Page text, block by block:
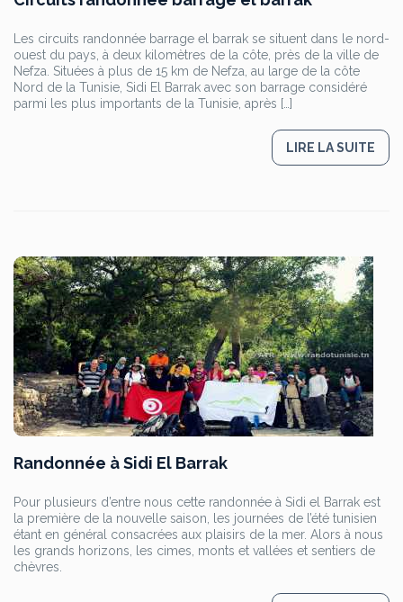
Les circuits randonnée barrage el barrak se situent dans le nord-
ouest du pays, à deux kilomètres de la côte, près de la ville de
Nefza. Situées à plus de 15 km de Nefza, au large de la côte
Nord de la Tunisie, Sidi El Barrak avec son barrage considéré
parmi les plus importants de la Tunisie, après […]
LIRE LA SUITE
Randonnée à Sidi El Barrak
Pour plusieurs d’entre nous cette randonnée à Sidi el Barrak est
la première de la nouvelle saison, les journées de l’été tunisien
étant en général consacrées aux plaisirs de la mer. Alors à nous
les grands horizons, les cimes, monts et vallées et sentiers de
chèvres.